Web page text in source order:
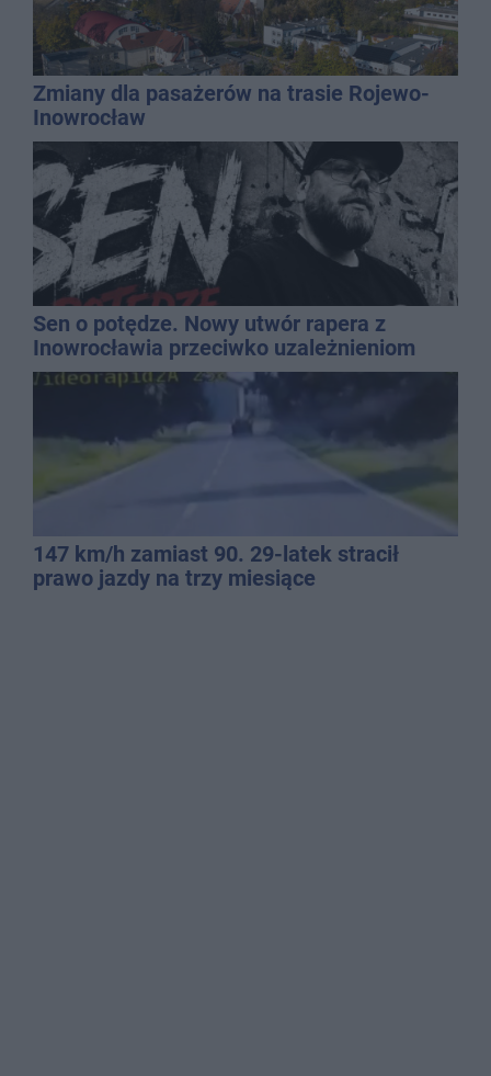
Zmiany dla pasażerów na trasie Rojewo-
Inowrocław
Sen o potędze. Nowy utwór rapera z
Inowrocławia przeciwko uzależnieniom
147 km/h zamiast 90. 29-latek stracił
prawo jazdy na trzy miesiące